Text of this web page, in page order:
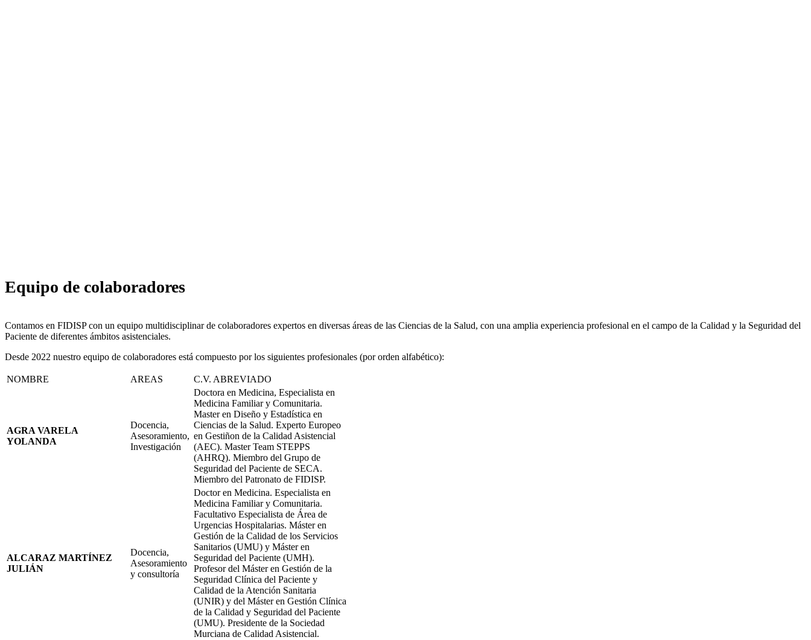
Equipo de colaboradores
Contamos en FIDISP con un equipo multidisciplinar de colaboradores expertos en diversas áreas de las Ciencias de la Salud, con una amplia experiencia profesional en el campo de la Calidad y la Seguridad del
Paciente de diferentes ámbitos asistenciales.
Desde 2022 nuestro equipo de colaboradores está compuesto por los siguientes profesionales (por orden alfabético):
NOMBRE AREAS C.V. ABREVIADO
AGRA VARELA
YOLANDA
Docencia,
Asesoramiento,
Investigación
Doctora en Medicina, Especialista en
Medicina Familiar y Comunitaria.
Master en Diseño y Estadística en
Ciencias de la Salud. Experto Europeo
en Gestiñon de la Calidad Asistencial
(AEC). Master Team STEPPS
(AHRQ). Miembro del Grupo de
Seguridad del Paciente de SECA.
Miembro del Patronato de FIDISP.
ALCARAZ MARTÍNEZ
JULIÁN
Docencia,
Asesoramiento
y consultoría
Doctor en Medicina. Especialista en
Medicina Familiar y Comunitaria.
Facultativo Especialista de Área de
Urgencias Hospitalarias. Máster en
Gestión de la Calidad de los Servicios
Sanitarios (UMU) y Máster en
Seguridad del Paciente (UMH).
Profesor del Máster en Gestión de la
Seguridad Clínica del Paciente y
Calidad de la Atención Sanitaria
(UNIR) y del Máster en Gestión Clínica
de la Calidad y Seguridad del Paciente
(UMU). Presidente de la Sociedad
Murciana de Calidad Asistencial.